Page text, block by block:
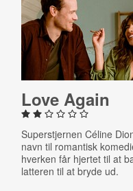
Love Again
Superstjernen Céline
navn til romantisk
hverken får hjertet til at
latteren til at bryde ud.